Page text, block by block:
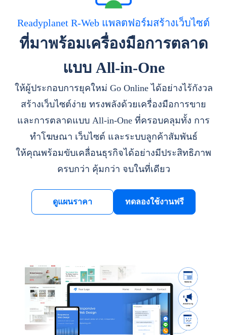
Readyplanet R-Web แพลตฟอร์มสร้างเว็บไซต์
ที่มาพร้อมเครื่องมือการตลาด
แบบ All-in-One
ให้ผู้ประกอบการยุคใหม่ Go Online ได้อย่างไร้กังวล
สร้างเว็บไซต์ง่าย ทรงพลังด้วยเครื่องมือการขาย
และการตลาดแบบ All-in-One ที่ครอบคลุมทั้ง การ
ทำโฆษณา เว็บไซต์ และระบบลูกค้าสัมพันธ์
ให้คุณพร้อมขับเคลื่อนธุรกิจได้อย่างมีประสิทธิภาพ
ครบกว่า คุ้มกว่า จบในที่เดียว
ดูแผนราคา ทดลองใช้งานฟรี